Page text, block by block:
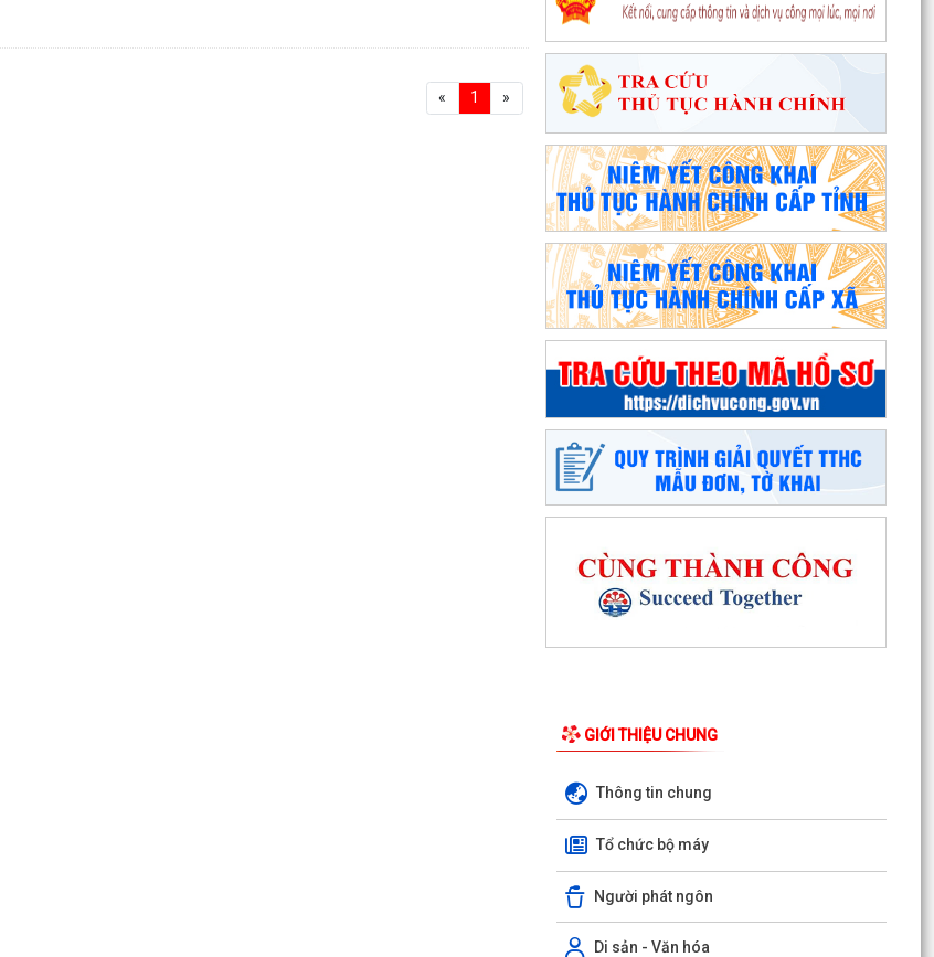
« 1 »
GIỚI THIỆU CHUNG
Thông tin chung
Tổ chức bộ máy
Người phát ngôn
Di sản - Văn hóa